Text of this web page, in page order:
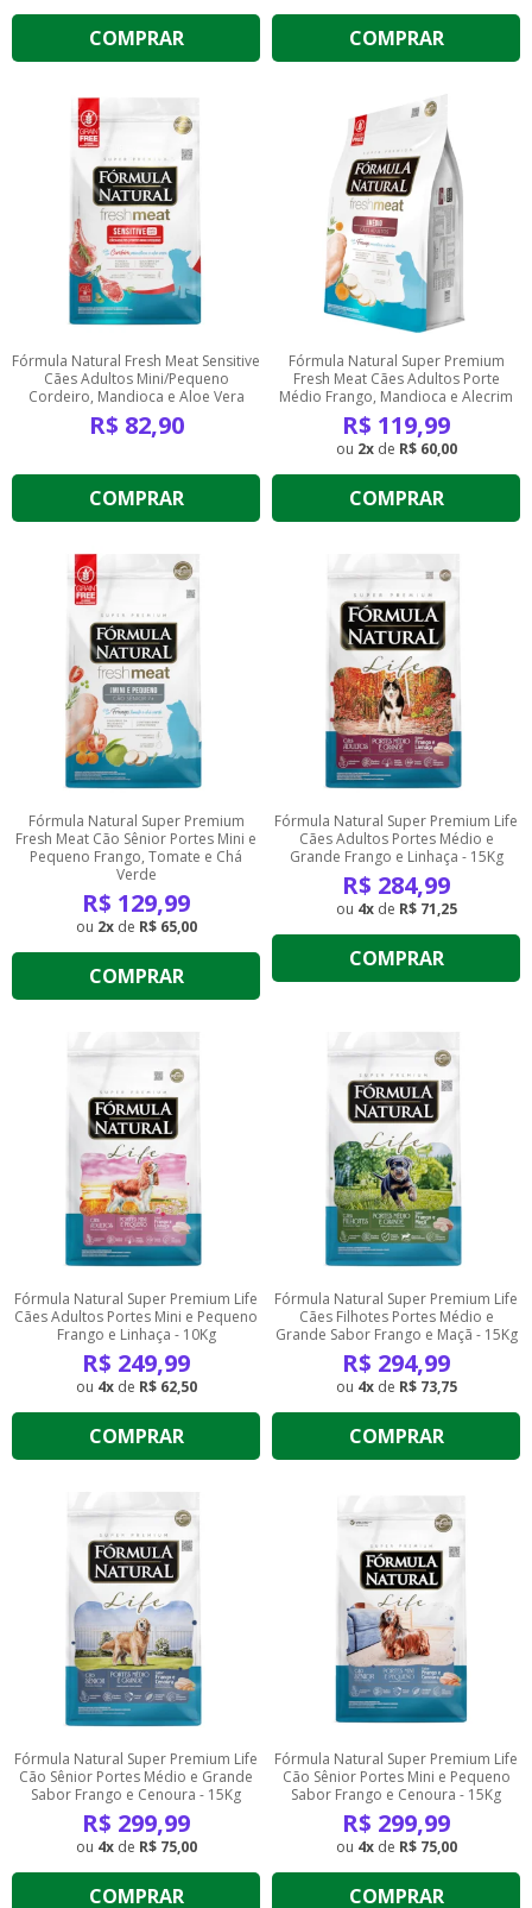
COMPRAR COMPRAR
Fórmula Natural Fresh Meat Sensitive
Cães Adultos Mini/Pequeno
Cordeiro, Mandioca e Aloe Vera
R$ 82,90
COMPRAR
Fórmula Natural Super Premium
Fresh Meat Cães Adultos Porte
Médio Frango, Mandioca e Alecrim
R$ 119,99
2 de R$ 60,00
COMPRAR
Fórmula Natural Super Premium
Fresh Meat Cão Sênior Portes Mini e
Pequeno Frango, Tomate e Chá
Verde
R$ 129,99
2 de R$ 65,00
COMPRAR
Fórmula Natural Super Premium Life
Cães Adultos Portes Médio e
Grande Frango e Linhaça - 15Kg
R$ 284,99
4 de R$ 71,25
COMPRAR
Fórmula Natural Super Premium Life
Cães Adultos Portes Mini e Pequeno
Frango e Linhaça - 10Kg
R$ 249,99
4 de R$ 62,50
COMPRAR
Fórmula Natural Super Premium Life
Cães Filhotes Portes Médio e
Grande Sabor Frango e Maçã - 15Kg
R$ 294,99
4 de R$ 73,75
COMPRAR
Fórmula Natural Super Premium Life
Cão Sênior Portes Médio e Grande
Sabor Frango e Cenoura - 15Kg
R$ 299,99
4 de R$ 75,00
COMPRAR
Fórmula Natural Super Premium Life
Cão Sênior Portes Mini e Pequeno
Sabor Frango e Cenoura - 15Kg
R$ 299,99
4 de R$ 75,00
COMPRAR